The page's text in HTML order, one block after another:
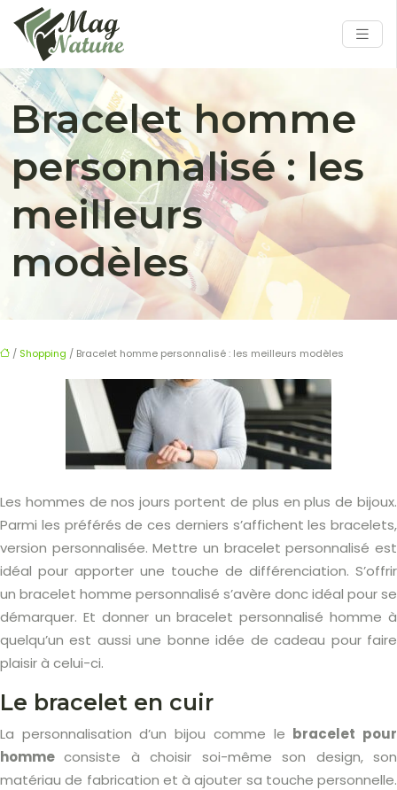
Bracelet homme
personnalisé : les
meilleurs
modèles
/ Shopping / Bracelet homme personnalisé : les meilleurs modèles
Les hommes de nos jours portent de plus en plus de bijoux.
Parmi les préférés de ces derniers s’affichent les bracelets,
version personnalisée. Mettre un bracelet personnalisé est
idéal pour apporter une touche de différenciation. S’offrir
un bracelet homme personnalisé s’avère donc idéal pour se
démarquer. Et donner un bracelet personnalisé homme à
quelqu’un est aussi une bonne idée de cadeau pour faire
plaisir à celui-ci.
Le bracelet en cuir
La personnalisation d’un bijou comme le bracelet pour
hommeconsiste à choisir soi-même son design, son
matériau de fabrication et à ajouter sa touche personnelle.